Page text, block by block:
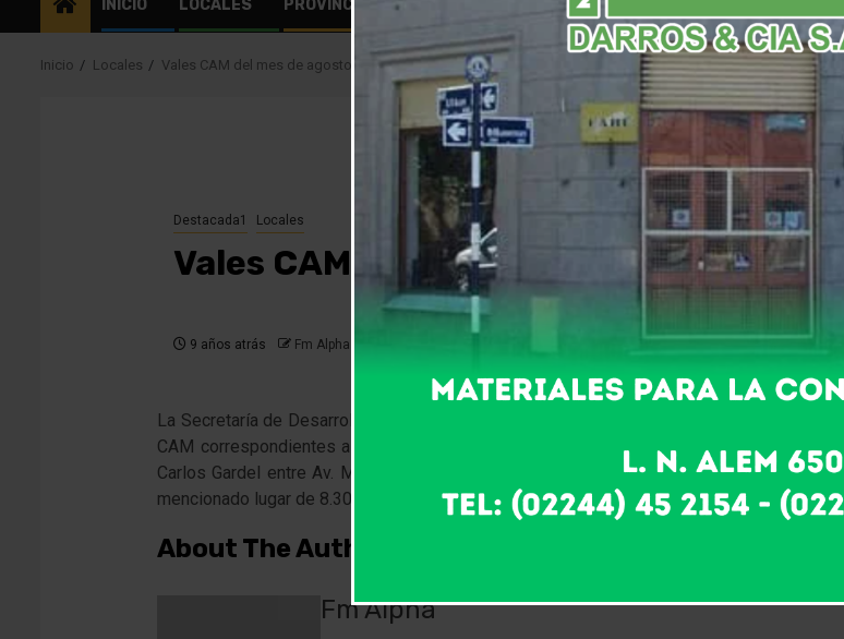
INICIO LOCALES PROVINCIALES POLICIALES
Inicio Locales Vales CAM del mes de agosto
Destacada1 Locales
Vales CAM del mes de agosto
9 años atrás Fm Alpha
La Secretaría de Desarrollo Social y Educación informa a los beneficiarios del
CAM correspondientes al mes de agosto de 2017 se efectuará entre lunes 7 y el
Carlos Gardel entre Av. Manuel Venancio Paz y Carmen. Los beneficiarios deben
mencionado lugar de 8.30 a 11.30 Hs.
About The Author
Fm Alpha